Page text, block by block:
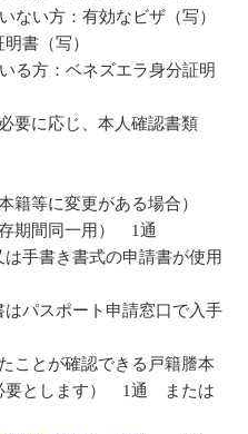
い方：有効なビザ（写）
書（写）
方：ベネズエラ身分証明
要に応じ、本人確認書類
等に変更がある場合）
存期間同一用） 1通
は手書き書式の申請書が使用
パスポート申請窓口で入手
ことが確認できる戸籍謄本
要とします） 1通 または